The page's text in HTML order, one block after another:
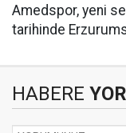
Amedspor, yeni
tarihinde
HABERE